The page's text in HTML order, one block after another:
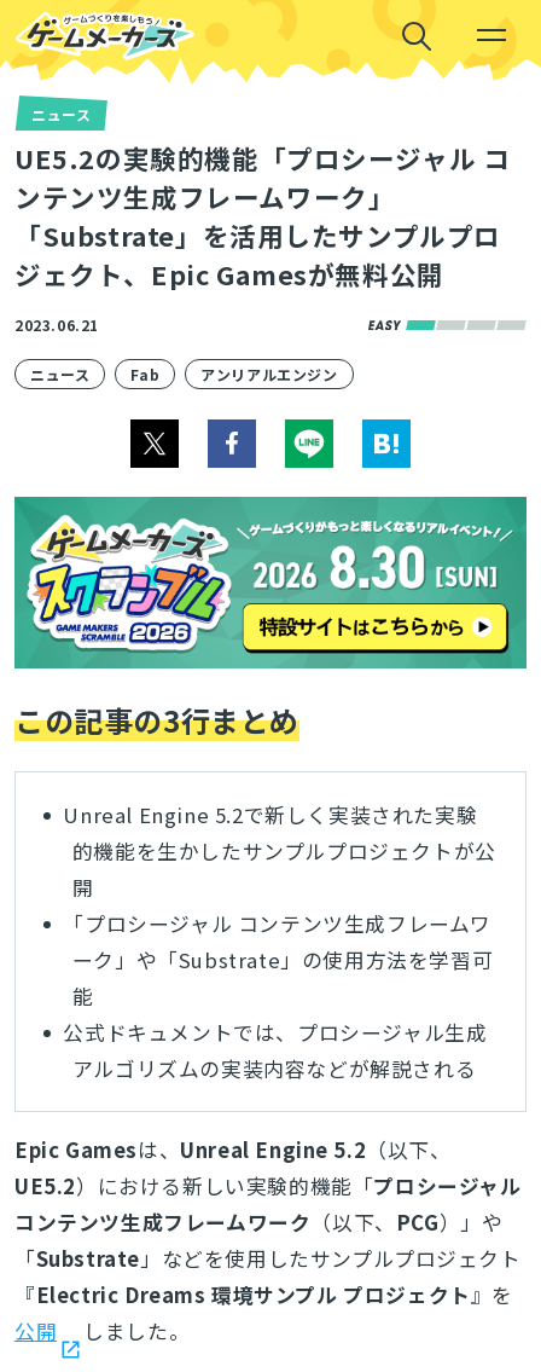
ニュース
UE5.2の実験的機能「プロシージャル コ
ンテンツ生成フレームワーク」
「Substrate」を活用したサンプルプロ
ジェクト、Epic Gamesが無料公開
2023.06.21
ニュース Fab アンリアルエンジン
この記事の3行まとめ
Unreal Engine 5.2で新しく実装された実験
的機能を生かしたサンプルプロジェクトが公
開
「プロシージャル コンテンツ生成フレームワ
ーク」や「Substrate」の使用方法を学習可
能
公式ドキュメントでは、プロシージャル生成
アルゴリズムの実装内容などが解説される
Epic Gamesは、 Unreal Engine 5.2 （以下、
UE5.2）における新しい実験的機能「プロシージャル
コンテンツ生成フレームワーク （以下、 PCG）」や
「Substrate 」などを使用したサンプルプロジェクト
『Electric Dreams 環境サンプル プロジェクト 』を
公開
しました。